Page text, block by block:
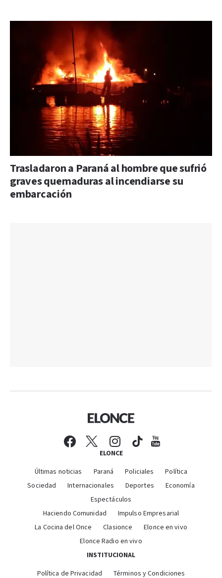
Trasladaron a Paraná al hombre que sufrió
graves quemaduras al incendiarse su
embarcación
ELONCE
Últimas noticias Paraná Policiales
Política
Sociedad
Internacionales Deportes
Economía
Espectáculos
Haciendo Comunidad
Impulso Empresarial
La Cocina del Once
Clasionce
Elonce en vivo
Elonce Radio en vivo
INSTITUCIONAL
Política de Privacidad Términos y Condiciones